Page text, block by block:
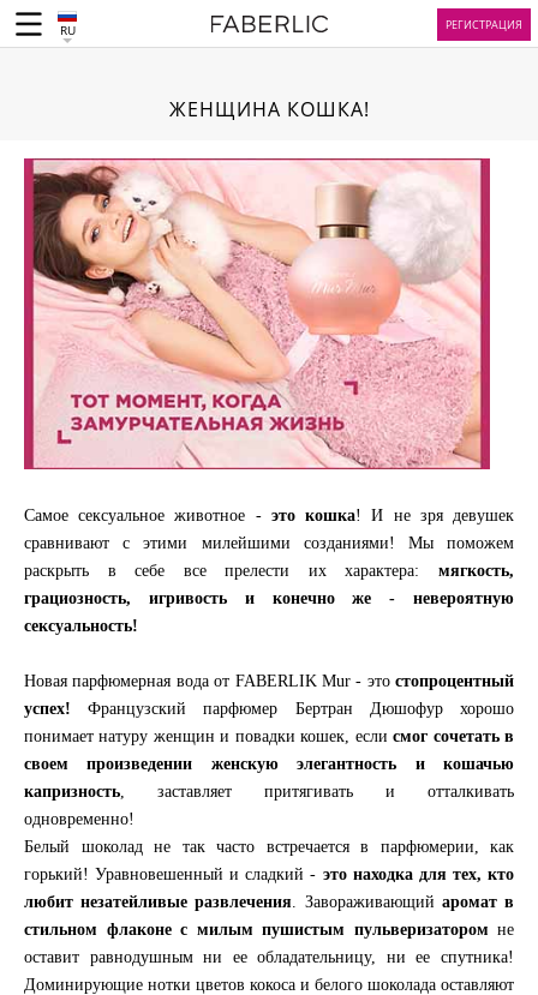
RU РЕГИСТРАЦИЯ
ЖЕНЩИНА КОШКА!
Самое сексуальное животное - это кошка! И не зря девушек
сравнивают с этими милейшими созданиями! Мы поможем
раскрыть в себе все прелести их характера: мягкость,
грациозность, игривость и конечно же - невероятную
сексуальность!
Новая парфюмерная вода от FABERLIK Mur - это стопроцентный
успех! Французский парфюмер Бертран Дюшофур хорошо
понимает натуру женщин и повадки кошек, еслисмог сочетать в
своем произведении женскую элегантность и кошачью
капризность , заставляет притягивать и отталкивать
одновременно!
Белый шоколад не так часто встречается в парфюмерии, как
горький! Уравновешенный и сладкий - это находка для тех, кто
любит незатейливые развлечения . Завораживающий аромат в
стильном флаконе с милым пушистым пульверизатором не
оставит равнодушным ни ее обладательницу, ни ее спутника!
Доминирующие нотки цветов кокоса и белого шоколада оставляют